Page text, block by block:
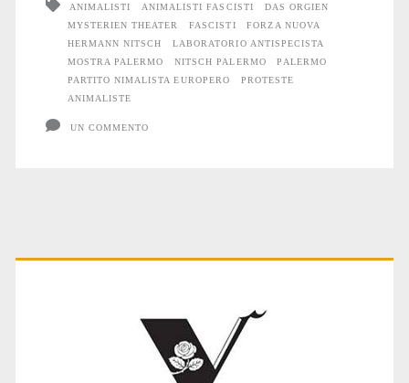
di
Hermann
Nitsch
ANIMALISTI ANIMALISTI FASCISTI
DAS ORGIEN
MYSTERIEN THEATER
FASCISTI
FORZA NUOVA
HERMANN NITSCH
LABORATORIO ANTISPECISTA
MOSTRA PALERMO
NITSCH PALERMO
PALERMO
PARTITO NIMALISTA EUROPERO
PROTESTE
ANIMALISTE
UN COMMENTO
Primary